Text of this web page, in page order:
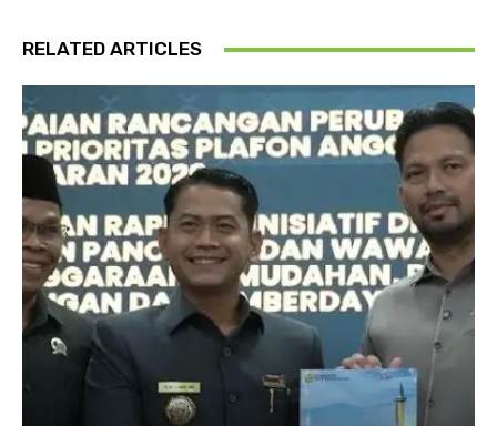
RELATED ARTICLES